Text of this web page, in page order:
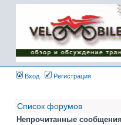
Имя пользователя:
Пароль:
{ LOG_ME_IN_SHORT
}
Вход Регистрация
Список форумов
Непрочитанные сообщения